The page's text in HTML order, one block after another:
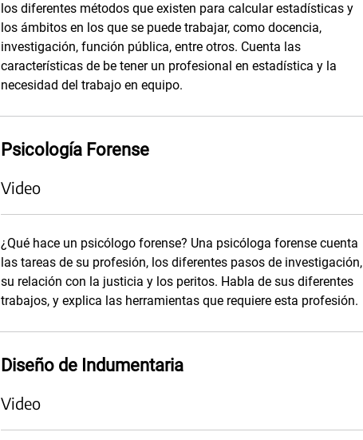
los diferentes métodos que existen para calcular estadísticas y
los ámbitos en los que se puede trabajar, como docencia,
investigación, función pública, entre otros. Cuenta las
características de be tener un profesional en estadística y la
necesidad del trabajo en equipo.
Psicología Forense
Video
¿Qué hace un psicólogo forense? Una psicóloga forense cuenta
las tareas de su profesión, los diferentes pasos de investigación,
su relación con la justicia y los peritos. Habla de sus diferentes
trabajos, y explica las herramientas que requiere esta profesión.
Diseño de Indumentaria
Video